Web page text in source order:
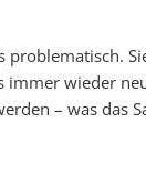
problematisch.
wieder
– was das